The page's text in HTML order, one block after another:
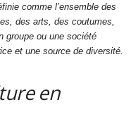
comme l’ensemble des
des arts, des coutumes,
groupe ou une société
et une source de diversité.
en